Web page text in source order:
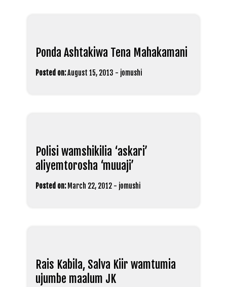
Ponda Ashtakiwa Tena Mahakamani
Posted on:August 15, 2013 - jomushi
Polisi wamshikilia ‘askari’
aliyemtorosha ‘muuaji’
Posted on: March 22, 2012 - jomushi
Rais Kabila, Salva Kiir wamtumia
ujumbe maalum JK